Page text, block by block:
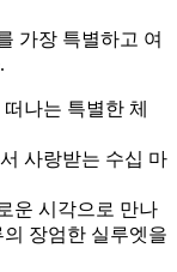
가장 특별하고 여
나는 특별한 체
사랑받는 수십 마
운 시각으로 만나
장엄한 실루엣을